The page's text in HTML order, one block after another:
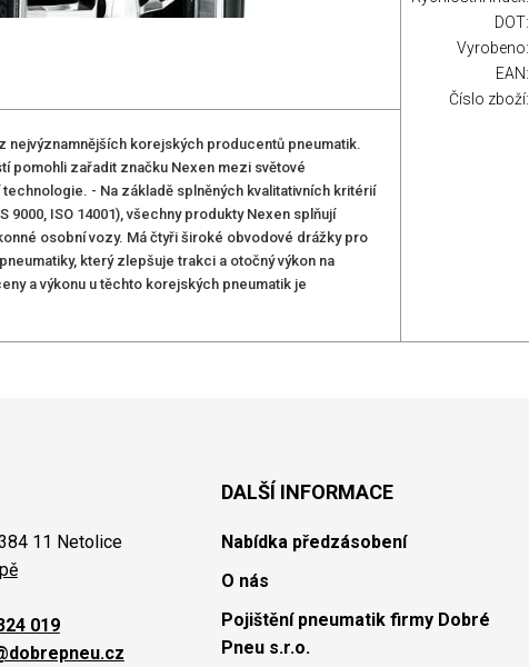
nejvýznamnějších korejských producentů pneumatik.
pomohli zařadit značku Nexen mezi světové
- Na základě splněných kvalitativních kritérií
9000, ISO 14001), všechny produkty Nexen splňují
osobní vozy. Má čtyři široké obvodové drážky pro
který zlepšuje trakci a otočný výkon na
a výkonu u těchto korejských pneumatik je
DOT:
Vyrobeno:
EAN:
Číslo zboží:
11 Netolice
019
DALŠÍ INFORMACE
Nabídka předzásobení
O nás
Pojištění pneumatik firmy Dobré
Pneu s.r.o.